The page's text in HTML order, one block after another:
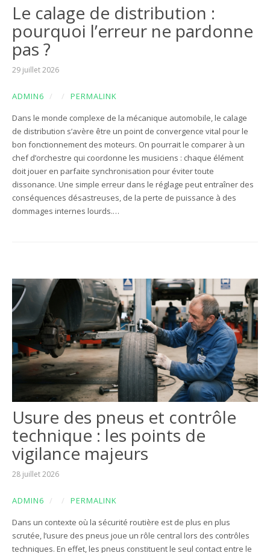
Le calage de distribution :
pourquoi l’erreur ne pardonne
pas ?
29 juillet 2026
ADMIN6 / /
PERMALINK
Dans le monde complexe de la mécanique automobile, le calage
de distribution s’avère être un point de convergence vital pour le
bon fonctionnement des moteurs. On pourrait le comparer à un
chef d’orchestre qui coordonne les musiciens : chaque élément
doit jouer en parfaite synchronisation pour éviter toute
dissonance. Une simple erreur dans le réglage peut entraîner des
conséquences désastreuses, de la perte de puissance à des
dommages internes lourds.…
Usure des pneus et contrôle
technique : les points de
vigilance majeurs
28 juillet 2026
ADMIN6 / /
PERMALINK
Dans un contexte où la sécurité routière est de plus en plus
scrutée, l’usure des pneus joue un rôle central lors des contrôles
techniques. En effet, les pneus constituent le seul contact entre le